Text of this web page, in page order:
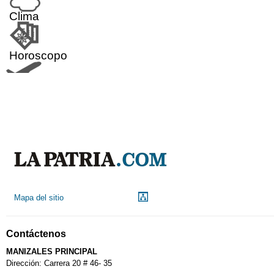
Clima
Horoscopo
Calendario Tributario
Mapa del sitio
Contáctenos
MANIZALES PRINCIPAL
Dirección: Carrera 20 # 46- 35